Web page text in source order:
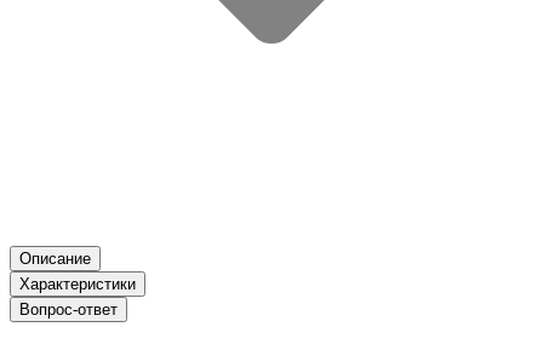
Описание
Характеристики
Вопрос-ответ